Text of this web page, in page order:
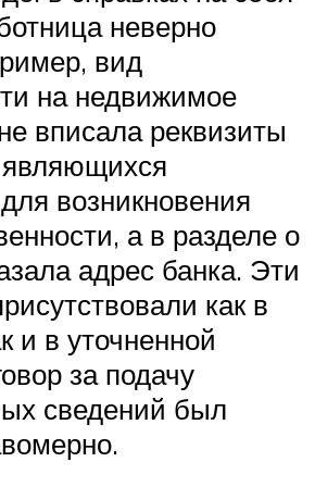
неверно
вид
на недвижимое
вписала реквизиты
возникновения
а в разделе о
адрес банка. Эти
как в
и в уточненной
за подачу
сведений был